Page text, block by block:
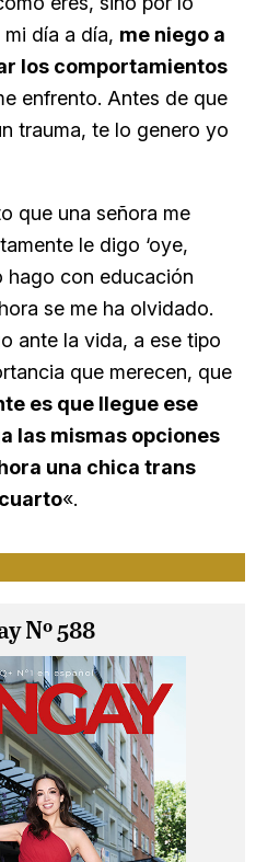
día a día, me niego a
los comportamientos
enfrento. Antes de que
trauma, te lo genero yo
que una señora me
le digo ‘oye,
hago con educación
se me ha olvidado.
ante la vida, a ese tipo
que merecen, que
es que llegue ese
las mismas opciones
una chica trans
«.
Nº 588